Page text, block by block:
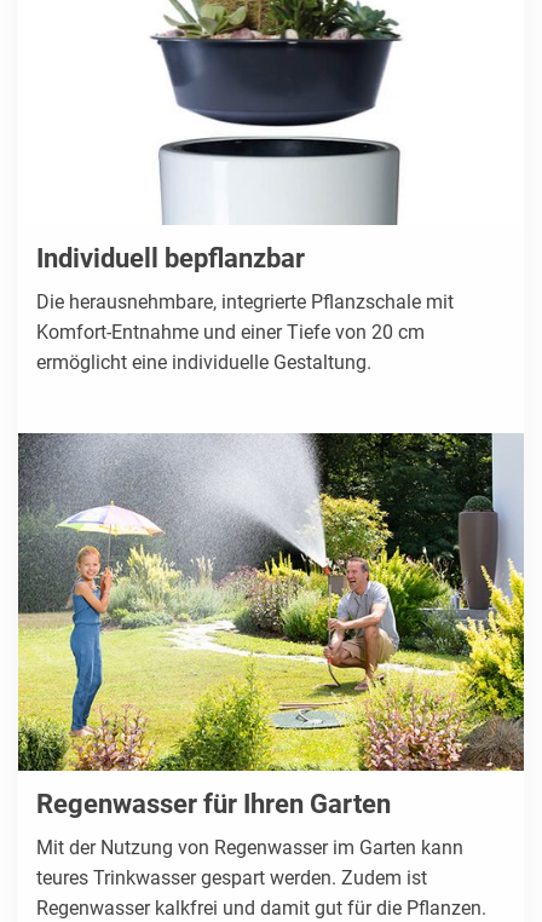
Individuell bepflanzbar
Die herausnehmbare, integrierte Pflanzschale mit
Komfort-Entnahme und einer Tiefe von 20 cm
ermöglicht eine individuelle Gestaltung.
Regenwasser für Ihren Garten
Mit der Nutzung von Regenwasser im Garten kann
teures Trinkwasser gespart werden. Zudem ist
Regenwasser kalkfrei und damit gut für die Pflanzen.